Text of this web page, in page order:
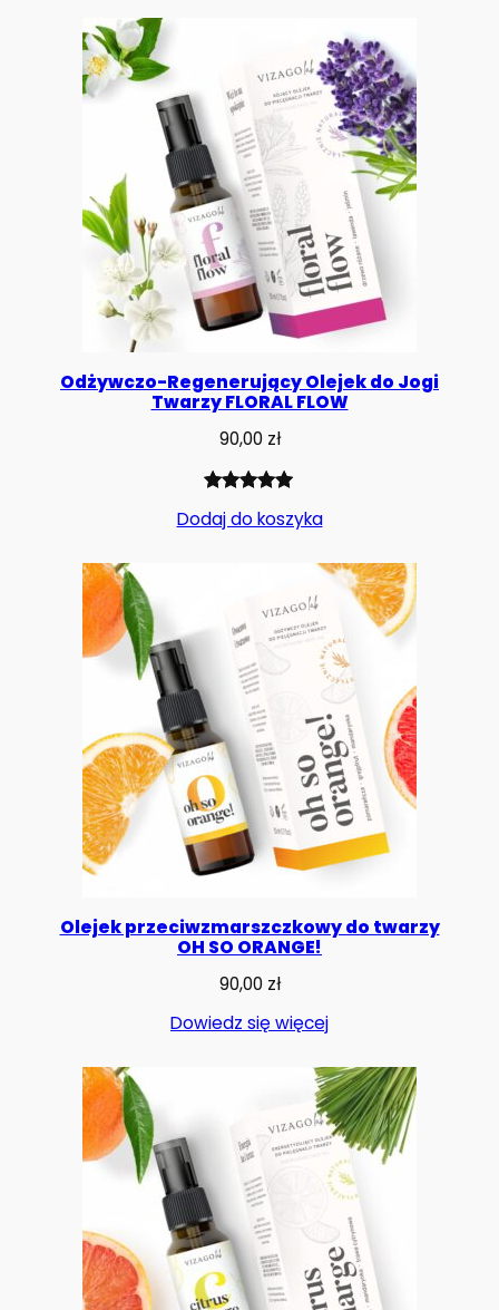
Odżywczo-Regenerujący Olejek do Jogi
Twarzy FLORAL FLOW
90,00 zł
5.00na 5
klienta
Dodaj do koszyka
Olejek przeciwzmarszczkowy do twarzy
OH SO ORANGE!
90,00 zł
Dowiedz się więcej